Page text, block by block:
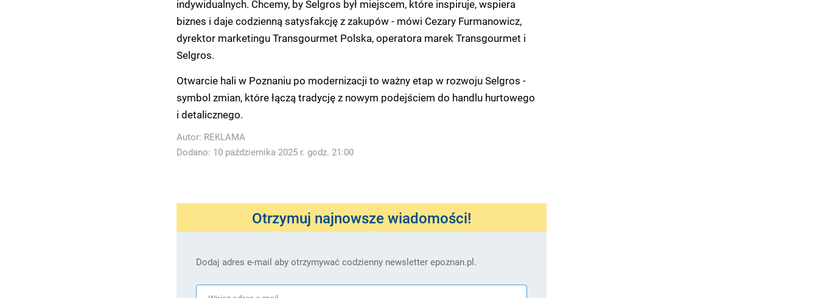
indywidualnych. Chcemy, by Selgros był miejscem, które inspiruje, wspiera
biznes i daje codzienną satysfakcję z zakupów - mówi Cezary Furmanowicz,
dyrektor marketingu Transgourmet Polska, operatora marek Transgourmet i
Selgros.
Otwarcie hali w Poznaniu po modernizacji to ważny etap w rozwoju Selgros -
symbol zmian, które łączą tradycję z nowym podejściem do handlu hurtowego
i detalicznego.
Autor: REKLAMA
Dodano: 10 października 2025 r. godz. 21:00
Otrzymuj najnowsze wiadomości!
Dodaj adres e-mail aby otrzymywać codzienny newsletter epoznan.pl.